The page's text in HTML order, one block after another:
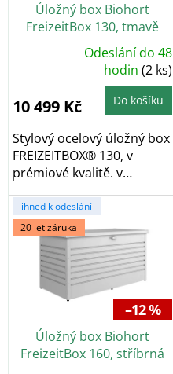
Úložný box Biohort
FreizeitBox 130, tmavě
šedá metalíza
5,0
z
5
Odeslání do 48
hodin(2 ks)
10 499 Kč Do košíku
Stylový ocelový úložný box
FREIZEITBOX® 130, v
prémiové kvalitě, v
ihned k odeslání
20 let záruka
–12 %
Úložný box Biohort
FreizeitBox 160, stříbrná